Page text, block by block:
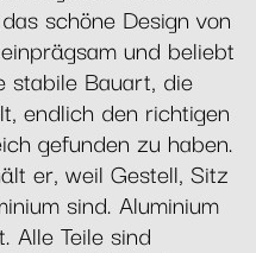
schöne Design von
und beliebt
stabile Bauart, die
endlich den richtigen
gefunden zu haben.
er, weil Gestell, Sitz
sind. Aluminium
Alle Teile sind